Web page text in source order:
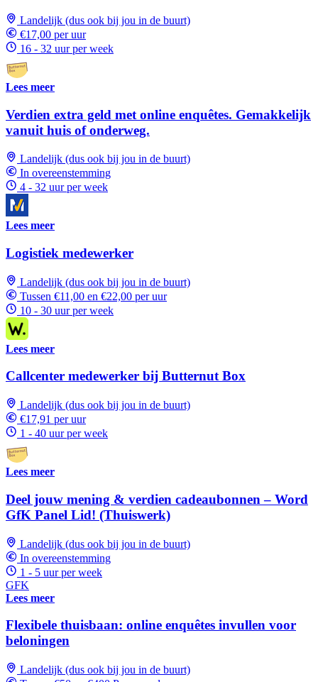
Landelijk (dus ook bij jou in de buurt)
€17,00 per uur
16 - 32 uur per week
Lees meer
Verdien extra geld met online enquêtes. Gemakkelijk
vanuit huis of onderweg.
Landelijk (dus ook bij jou in de buurt)
In overeenstemming
4 - 32 uur per week
Lees meer
Logistiek medewerker
Landelijk (dus ook bij jou in de buurt)
Tussen €11,00 en €22,00 per uur
10 - 30 uur per week
Lees meer
Callcenter medewerker bij Butternut Box
Landelijk (dus ook bij jou in de buurt)
€17,91 per uur
1 - 40 uur per week
Lees meer
Deel jouw mening & verdien cadeaubonnen – Word
GfK Panel Lid! (Thuiswerk)
Landelijk (dus ook bij jou in de buurt)
In overeenstemming
1 - 5 uur per week
GFK
Lees meer
Flexibele thuisbaan: online enquêtes invullen voor
beloningen
Landelijk (dus ook bij jou in de buurt)